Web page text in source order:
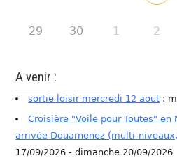
29 30 1 2
A venir :
sortie loisir mercredi 12 aout :
Croisière "Voile pour Toutes" en
arrivée Douarnenez (multi-
17/09/2026 - dimanche 20/09/2026